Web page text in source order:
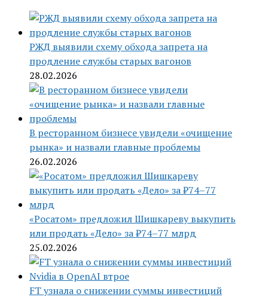
РЖД выявили схему обхода запрета на
продление службы старых вагонов
28.02.2026
В ресторанном бизнесе увидели «очищение
рынка» и назвали главные проблемы
26.02.2026
«Росатом» предложил Шишкареву выкупить
или продать «Дело» за ₽74–77 млрд
25.02.2026
FT узнала о снижении суммы инвестиций